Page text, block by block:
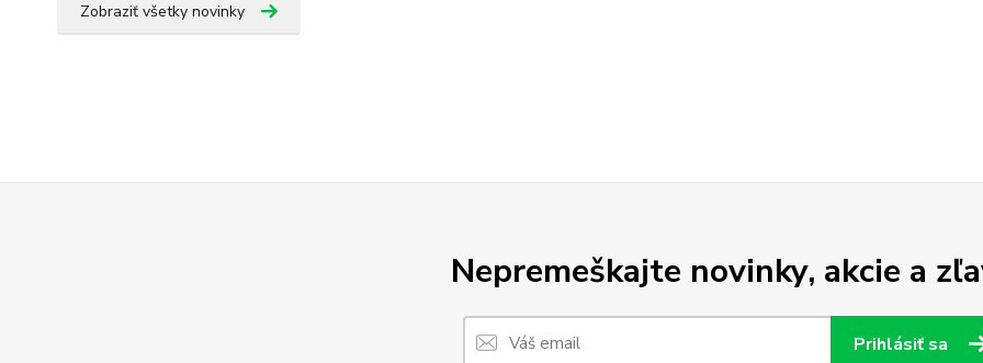
Zobraziť všetky novinky
Nepremeškajte novinky, akcie a
Prihlásiť sa